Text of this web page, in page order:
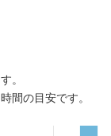
。
間の目安です。